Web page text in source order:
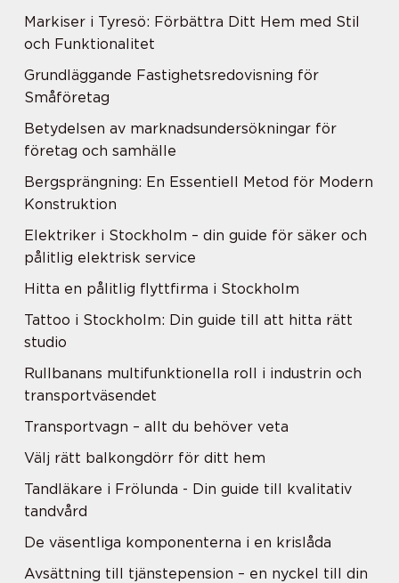
Markiser i Tyresö: Förbättra Ditt Hem med Stil
och Funktionalitet
Grundläggande Fastighetsredovisning för
Småföretag
Betydelsen av marknadsundersökningar för
företag och samhälle
Bergsprängning: En Essentiell Metod för Modern
Konstruktion
Elektriker i Stockholm – din guide för säker och
pålitlig elektrisk service
Hitta en pålitlig flyttfirma i Stockholm
Tattoo i Stockholm: Din guide till att hitta rätt
studio
Rullbanans multifunktionella roll i industrin och
transportväsendet
Transportvagn – allt du behöver veta
Välj rätt balkongdörr för ditt hem
Tandläkare i Frölunda - Din guide till kvalitativ
tandvård
De väsentliga komponenterna i en krislåda
Avsättning till tjänstepension – en nyckel till din